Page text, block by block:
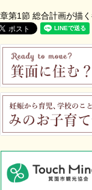
第1節 総合計画が描